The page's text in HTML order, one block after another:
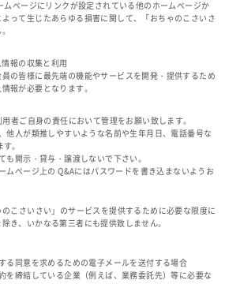
ムページにリンクが設定されている他のホームページか
って生じたあらゆる損害に関して、「おちゃのこさいさ
報の収集と利用
員の皆様に最先端の機能やサービスを開発・提供するため
報が必要となります。
者ご自身の責任において管理をお願い致します。
他人が類推しやすいような名前や生年月日、電話番号な
。
も開示・貸与・譲渡しないで下さい。
ムページ上の Q&Aにはパスワードを書き込まないようお
こさいさい」のサービスを提供するために必要な限度に
き、いかなる第三者にも提供致しません。
る同意を求めるための電子メールを送付する場合
を締結している企業（例えば、業務委託先）等に必要な